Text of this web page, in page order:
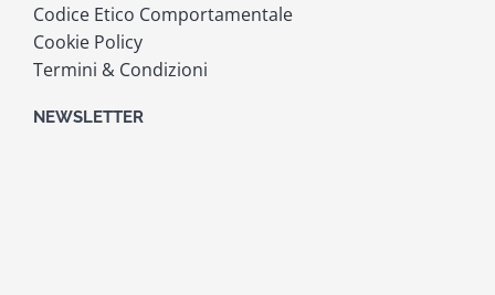
Codice Etico Comportamentale
Cookie Policy
Termini & Condizioni
NEWSLETTER